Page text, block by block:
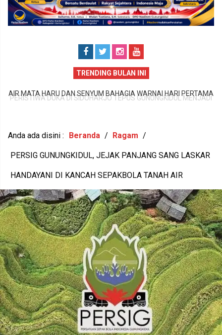
TRENDING BULAN INI
PERISTIWA DUKA DI SIDOHARJO TEPUS GUNUNGKIDUL MENJADI
Anda ada disini : Beranda / Ragam /
PERSIG GUNUNGKIDUL, JEJAK PANJANG SANG LASKAR
HANDAYANI DI KANCAH SEPAKBOLA TANAH AIR